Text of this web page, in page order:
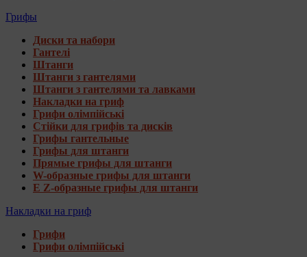
Грифы
Диски та набори
Гантелі
Штанги
Штанги з гантелями
Штанги з гантелями та лавками
Накладки на гриф
Грифи олімпійські
Стійки для грифів та дисків
Грифы гантельные
Грифы для штанги
Прямые грифы для штанги
W-образные грифы для штанги
E Z-образные грифы для штанги
Накладки на гриф
Грифи
Грифи олімпійські